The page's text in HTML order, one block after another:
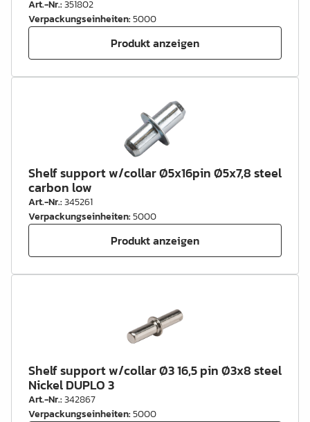
Art.-Nr.:351802
Verpackungseinheiten:5000
Produkt anzeigen
Shelf support w/collar Ø5x16pin Ø5x7,8 steel
carbon low
Art.-Nr.:345261
Verpackungseinheiten:5000
Produkt anzeigen
Shelf support w/collar Ø3 16,5 pin Ø3x8 steel
Nickel DUPLO 3
Art.-Nr.:342867
Verpackungseinheiten:5000